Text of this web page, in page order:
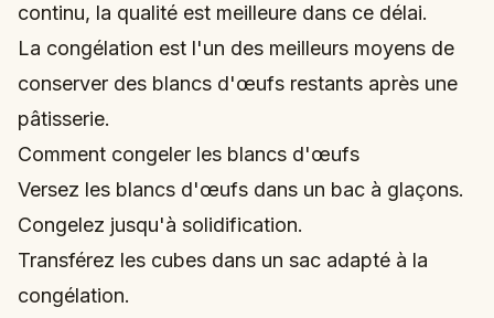
continu, la qualité est meilleure dans ce délai.
La congélation est l'un des meilleurs moyens de
conserver des blancs d'œufs restants après une
pâtisserie.
Comment congeler les blancs d'œufs
Versez les blancs d'œufs dans un bac à glaçons.
Congelez jusqu'à solidification.
Transférez les cubes dans un sac adapté à la
congélation.